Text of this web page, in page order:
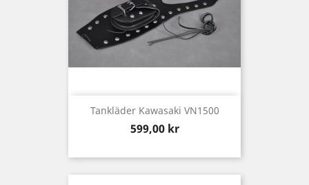
Tankläder Kawasaki VN1500
Pris
599,00 kr